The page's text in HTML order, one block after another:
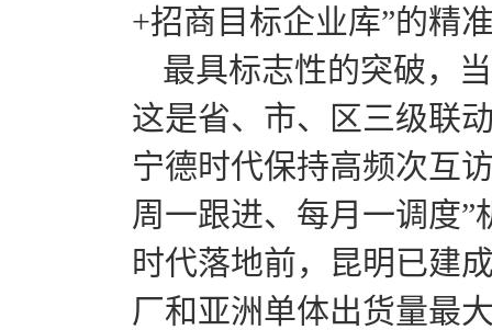
+招商目标企业库”的精
最具标志性的突破，
这是省、市、区三级联
宁德时代保持高频次互
周一跟进、每月一调度
时代落地前，昆明已建
厂和亚洲单体出货量最